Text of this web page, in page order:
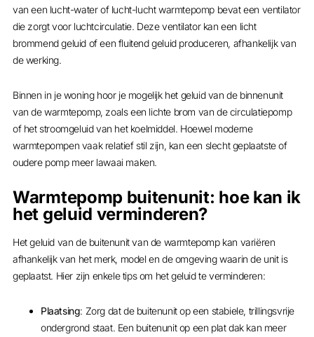
van een lucht-water of lucht-lucht warmtepomp bevat een ventilator
die zorgt voor luchtcirculatie. Deze ventilator kan een licht
brommend geluid of een fluitend geluid produceren, afhankelijk van
de werking.
Binnen in je woning hoor je mogelijk het geluid van de binnenunit
van de warmtepomp, zoals een lichte brom van de circulatiepomp
of het stroomgeluid van het koelmiddel. Hoewel moderne
warmtepompen vaak relatief stil zijn, kan een slecht geplaatste of
oudere pomp meer lawaai maken.
Warmtepomp buitenunit: hoe kan ik
het geluid verminderen?
Het geluid van de buitenunit van de warmtepomp kan variëren
afhankelijk van het merk, model en de omgeving waarin de unit is
geplaatst. Hier zijn enkele tips om het geluid te verminderen:
Plaatsing: Zorg dat de buitenunit op een stabiele, trillingsvrije
ondergrond staat. Een buitenunit op een plat dak kan meer